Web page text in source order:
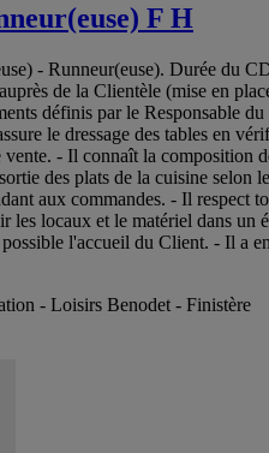
F H
- Runneur(euse). Durée du
de la Clientèle (mise en
définis par le Responsable
le dressage des tables en
- Il connaît la composition
des plats de la cuisine selon
aux commandes. - Il respect
les locaux et le matériel dans
l'accueil du Client. - Il a
- Loisirs Benodet - Finistère